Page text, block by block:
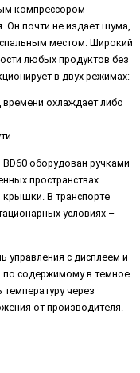
компрессором
Он почти не издает шума,
спальным местом. Широкий
любых продуктов без
в двух режимах:
охлаждает либо
оборудован ручками
пространствах
В транспорте
условиях –
управления с дисплеем и
по содержимому в темное
через
от производителя.